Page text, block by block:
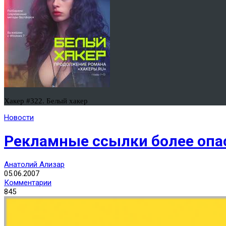
Хакер #322. Белый хакер
Новости
Рекламные ссылки более
Анатолий Ализар
05.06.2007
Комментарии
845